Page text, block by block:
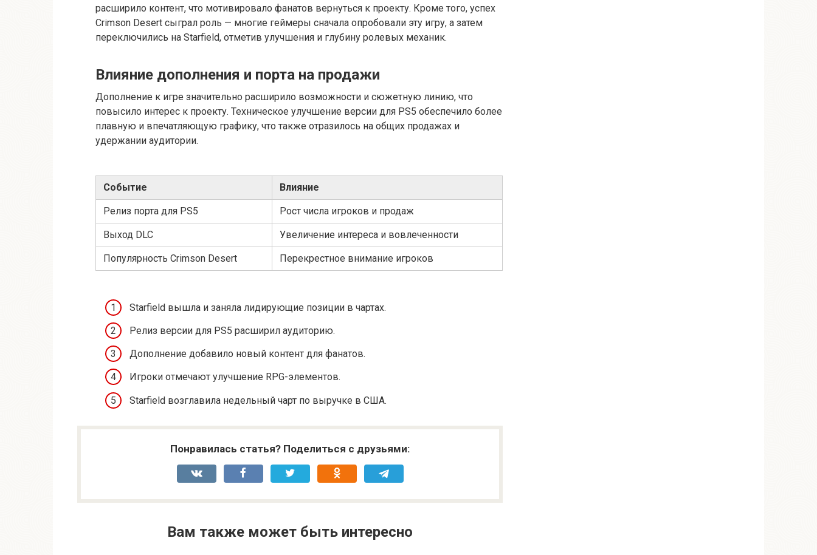
расширило контент, что мотивировало фанатов вернуться к проекту. Кроме того, успех
Crimson Desert сыграл роль — многие геймеры сначала опробовали эту игру, а затем
переключились на Starfield, отметив улучшения и глубину ролевых механик.
Влияние дополнения и порта на продажи
Дополнение к игре значительно расширило возможности и сюжетную линию, что
повысило интерес к проекту. Техническое улучшение версии для PS5 обеспечило более
плавную и впечатляющую графику, что также отразилось на общих продажах и
удержании аудитории.
Событие Влияние
Релиз порта для PS5 Рост числа игроков и продаж
Выход DLC Увеличение интереса и вовлеченности
Популярность Crimson Desert Перекрестное внимание игроков
Starfield вышла и заняла лидирующие позиции в чартах.
Релиз версии для PS5 расширил аудиторию.
Дополнение добавило новый контент для фанатов.
Игроки отмечают улучшение RPG-элементов.
Starfield возглавила недельный чарт по выручке в США.
Понравилась статья? Поделиться с друзьями:
Вам также может быть интересно